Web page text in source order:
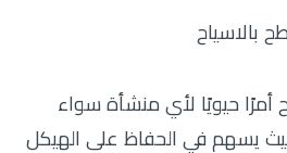
بالاسياح
أمرًا حيويًا لأي منشأة سواء
حيث يسهم في الحفاظ على الهيكل